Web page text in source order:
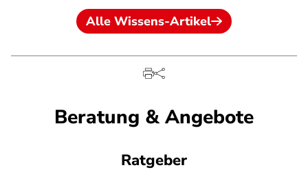
Alle Wissens-Artikel
Beratung & Angebote
Ratgeber